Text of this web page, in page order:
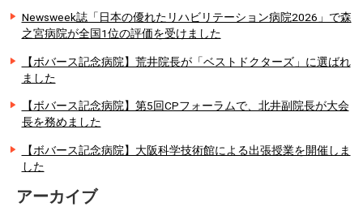
Newsweek誌「日本の優れたリハビリテーション病院2026」で森
之宮病院が全国1位の評価を受けました
【ボバース記念病院】荒井院長が「ベストドクターズ」に選ばれ
ました
【ボバース記念病院】第5回CPフォーラムで、北井副院長が大会
長を務めました
【ボバース記念病院】大阪科学技術館による出張授業を開催しま
した
アーカイブ